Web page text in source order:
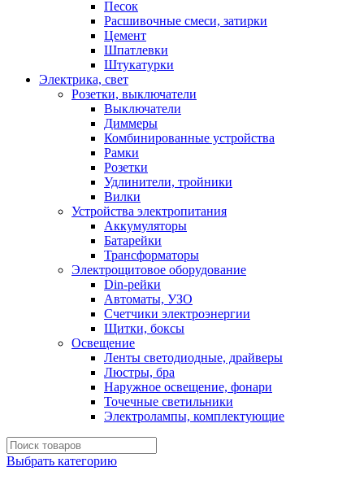
Песок
Расшивочные смеси, затирки
Цемент
Шпатлевки
Штукатурки
Электрика, свет
Розетки, выключатели
Выключатели
Диммеры
Комбинированные устройства
Рамки
Розетки
Удлинители, тройники
Вилки
Устройства электропитания
Аккумуляторы
Батарейки
Трансформаторы
Электрощитовое оборудование
Din-рейки
Автоматы, УЗО
Счетчики электроэнергии
Щитки, боксы
Освещение
Ленты светодиодные, драйверы
Люстры, бра
Наружное освещение, фонари
Точечные светильники
Электролампы, комплектующие
Выбрать категорию